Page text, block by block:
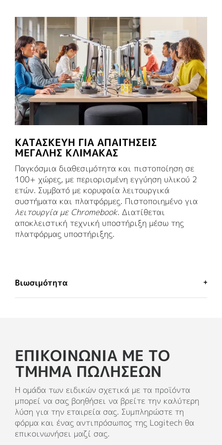
ΚΑΤΑΣΚΕΥΉ ΓΙΑ ΑΠΑΙΤΉΣΕΙΣ
ΜΕΓΆΛΗΣ ΚΛΊΜΑΚΑΣ
Παγκόσμια διαθεσιμότητα και πιστοποίηση σε
100+ χώρες, με περιορισμένη εγγύηση υλικού 2
ετών. Συμβατό με κορυφαία λειτουργικά
συστήματα και πλατφόρμες. Πιστοποιημένο για
λειτουργία με Chromebook. Διατίθεται
αποκλειστική τεχνική υποστήριξη μέσω της
πλατφόρμας υποστήριξης.
Βιωσιμότητα
ΜΕΤΑΝΙΏΣΕΤΕ
Η Logitech έχει δεσμευτεί να συμβάλλει στη
δημιουργία ενός πιο βιώσιμου κόσμου.
Καταβάλλουμε προσπάθειες για να
ελαχιστοποιήσουμε το περιβαλλοντικό μας
αποτύπωμα και να επιταχύνουμε τον ρυθμό της
κοινωνικής αλλαγής.
ΜΑΘΕΤΕ ΠΕΡΙΣΣΟΤΕΡΑ ΣΧΕΤΙΚΑ ΜΕ ΤΙΣ
ΕΠΙΚΟΙΝΩΝΊΑ ΜΕ ΤΟ
ΤΜΉΜΑ ΠΩΛΉΣΕΩΝ
Η ομάδα των ειδικών σχετικά με τα προϊόντα
μπορεί να σας βοηθήσει να βρείτε την καλύτερη
λύση για την εταιρεία σας. Συμπληρώστε τη
φόρμα και ένας αντιπρόσωπος της Logitech θα
επικοινωνήσει μαζί σας.